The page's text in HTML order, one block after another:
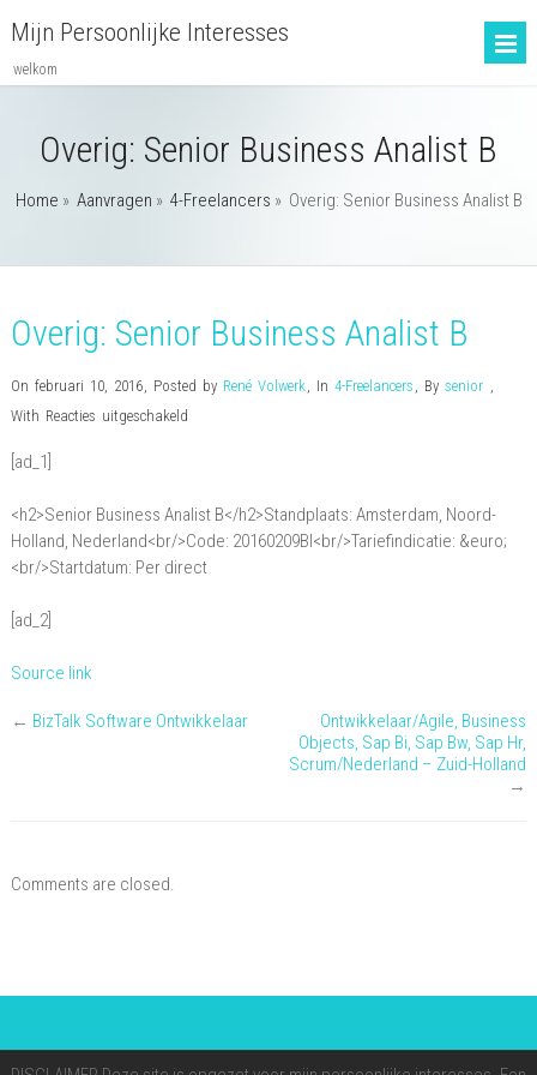
Mijn Persoonlijke Interesses
welkom
Overig: Senior Business Analist B
Home » Aanvragen » 4-Freelancers » Overig: Senior Business Analist B
Overig: Senior Business Analist B
On februari 10, 2016, Posted by René Volwerk, In 4-Freelancers , By senior ,
With Reacties uitgeschakeldvoor
Business
Analist
B
[ad_1]
<h2>Senior Business Analist B</h2>Standplaats: Amsterdam, Noord-
Holland, Nederland<br/>Code: 20160209BI<br/>Tariefindicatie: &euro;
<br/>Startdatum: Per direct
[ad_2]
Source link
← BizTalk Software Ontwikkelaar
Ontwikkelaar/Agile, Business
Objects, Sap Bi, Sap Bw, Sap Hr,
Scrum/Nederland – Zuid-Holland
→
Comments are closed.